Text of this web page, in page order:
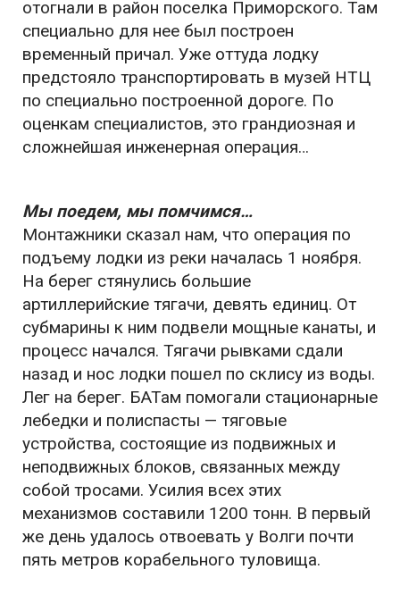
отогнали в район поселка Приморского. Там
специально для нее был построен
временный причал. Уже оттуда лодку
предстояло транспортировать в музей НТЦ
по специально построенной дороге. По
оценкам специалистов, это грандиозная и
сложнейшая инженерная операция…
Мы поедем, мы помчимся…
Монтажники сказал нам, что операция по
подъему лодки из реки началась 1 ноября.
На берег стянулись большие
артиллерийские тягачи, девять единиц. От
субмарины к ним подвели мощные канаты, и
процесс начался. Тягачи рывками сдали
назад и нос лодки пошел по склису из воды.
Лег на берег. БАТам помогали стационарные
лебедки и полиспасты — тяговые
устройства, состоящие из подвижных и
неподвижных блоков, связанных между
собой тросами. Усилия всех этих
механизмов составили 1200 тонн. В первый
же день удалось отвоевать у Волги почти
пять метров корабельного туловища.